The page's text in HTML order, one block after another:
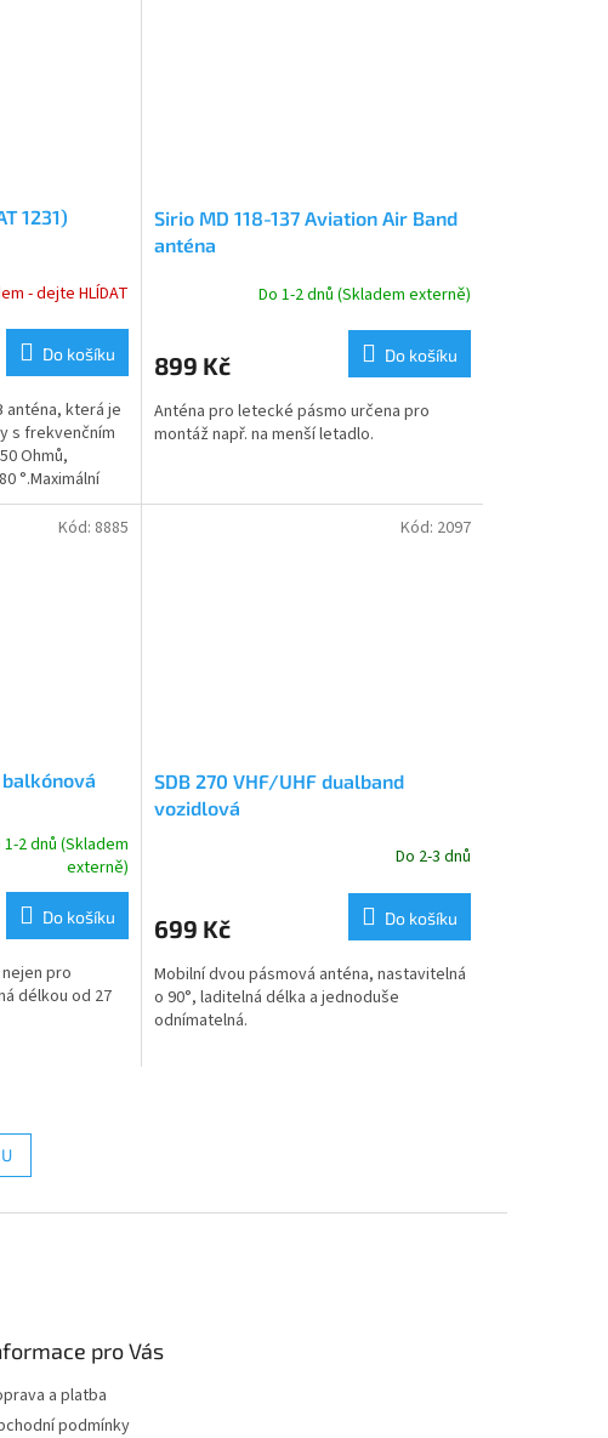
1231)
- dejte HLÍDAT
Do košíku
anténa, která je
s frekvenčním
Ohmů,
°.Maximální
Sirio MD 118-137 Aviation Air Band
anténa
Do 1-2 dnů (Skladem externě)
899 Kč Do košíku
Anténa pro letecké pásmo určena pro
montáž např. na menší letadlo.
1-2 dnů (Skladem
externě)
Do košíku
pro
délkou od 27
Kód: 8885
SDB 270 VHF/UHF dualband
vozidlová
Do 2-3 dnů
699 Kč Do košíku
Mobilní dvou pásmová anténa, nastavitelná
o 90°, laditelná délka a jednoduše
odnímatelná.
Kód: 2097
pro Vás
a platba
podmínky